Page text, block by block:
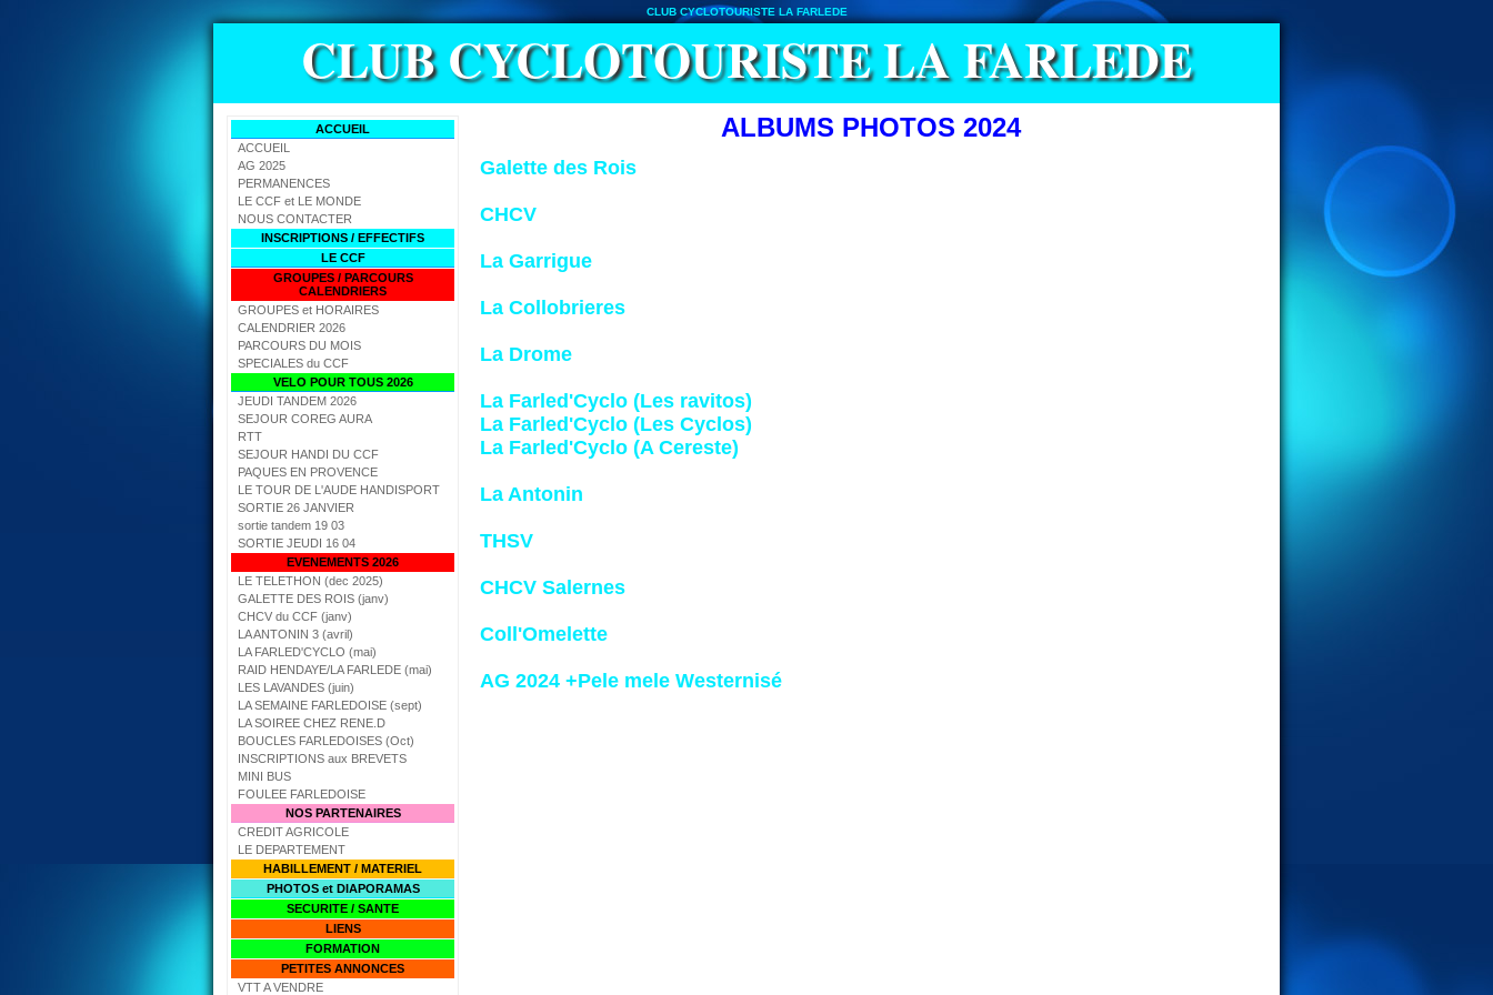
CLUB CYCLOTOURISTE LA FARLEDE
CLUB CYCLOTOURISTE LA FARLEDE
ACCUEIL
ACCUEIL
AG 2025
PERMANENCES
LE CCF et LE MONDE
NOUS CONTACTER
INSCRIPTIONS / EFFECTIFS
LE CCF
GROUPES / PARCOURS
CALENDRIERS
GROUPES et HORAIRES
CALENDRIER 2026
PARCOURS DU MOIS
SPECIALES du CCF
VELO POUR TOUS 2026
JEUDI TANDEM 2026
SEJOUR COREG AURA
RTT
SEJOUR HANDI DU CCF
PAQUES EN PROVENCE
LE TOUR DE L'AUDE HANDISPORT
SORTIE 26 JANVIER
sortie tandem 19 03
SORTIE JEUDI 16 04
EVENEMENTS 2026
LE TELETHON (dec 2025)
GALETTE DES ROIS (janv)
CHCV du CCF (janv)
LA ANTONIN 3 (avril)
LA FARLED'CYCLO (mai)
RAID HENDAYE/LA FARLEDE (mai)
LES LAVANDES (juin)
LA SEMAINE FARLEDOISE (sept)
LA SOIREE CHEZ RENE.D
BOUCLES FARLEDOISES (Oct)
INSCRIPTIONS aux BREVETS
MINI BUS
FOULEE FARLEDOISE
NOS PARTENAIRES
CREDIT AGRICOLE
LE DEPARTEMENT
HABILLEMENT / MATERIEL
PHOTOS et DIAPORAMAS
SECURITE / SANTE
LIENS
FORMATION
PETITES ANNONCES
VTT A VENDRE
ALBUMS PHOTOS 2024
Galette des Rois
CHCV
La Garrigue
La Collobrieres
La Drome
La Farled'Cyclo (Les ravitos)
La Farled'Cyclo (Les Cyclos)
La Farled'Cyclo (A Cereste)
La Antonin
THSV
CHCV Salernes
Coll'Omelette
AG 2024 +Pele mele Westernisé